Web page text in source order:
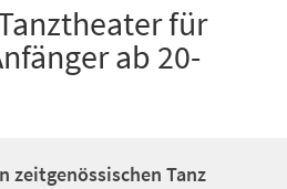
für
ab 20-
zeitgenössischen Tanz